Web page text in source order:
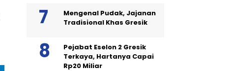
Mengenal Pudak, Jajanan
Tradisional Khas Gresik
Pejabat Eselon 2 Gresik
Terkaya, Hartanya Capai
Rp20 Miliar